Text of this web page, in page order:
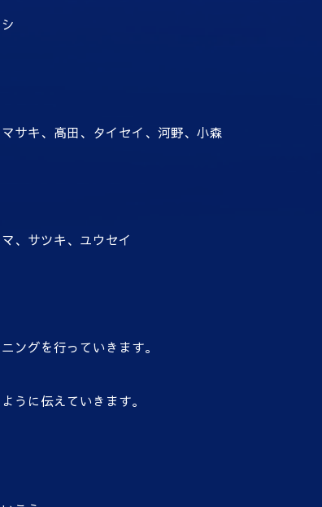
サキ、高田、タイセイ、河野、小森
、サツキ、ユウセイ
ングを行っていきます。
うに伝えていきます。